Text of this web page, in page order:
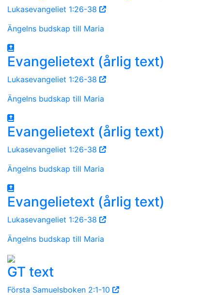
Lukasevangeliet 1:26-38
Ängelns budskap till Maria
Evangelietext (årlig text)
Lukasevangeliet 1:26-38
Ängelns budskap till Maria
Evangelietext (årlig text)
Lukasevangeliet 1:26-38
Ängelns budskap till Maria
Evangelietext (årlig text)
Lukasevangeliet 1:26-38
Ängelns budskap till Maria
GT text
Första Samuelsboken 2:1-10